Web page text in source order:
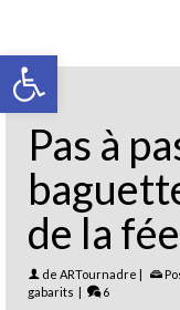
Ouvrir la barre d’outils
Pas à
de la fée
de ARTournadre |
gabarits | 6